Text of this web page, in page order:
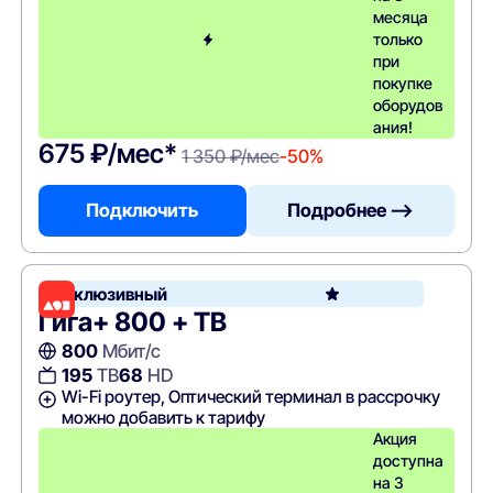
месяца
только
при
покупке
оборудов
ания!
675 ₽/мес* 1 350 ₽/мес-50%
Подключить Подробнее —>
Эксклюзивный
Гига+ 800 + ТВ
800Мбит/с
195ТВ68 HD
Wi-Fi роутер, Оптический терминал в рассрочку
можно добавить к тарифу
Акция
доступна
на 3